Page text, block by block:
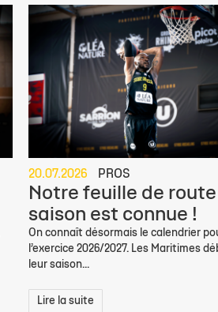
20.07.2026 PROS
Notre feuille de
saison est connue !
On connaît désormais le calendrier
l’exercice 2026/2027. Les Maritimes
leur saison...
Lire la suite